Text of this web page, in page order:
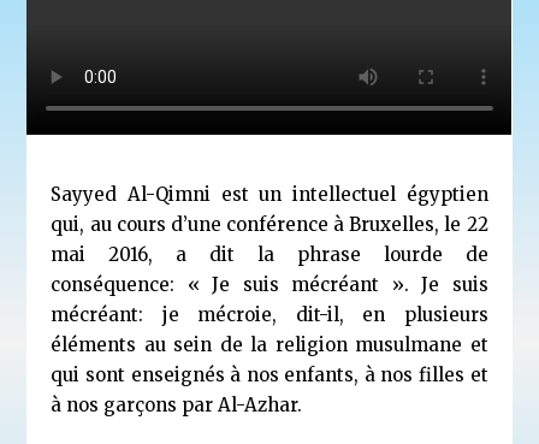
Sayyed Al-Qimni est un intellectuel égyptien
qui, au cours d’une conférence à Bruxelles, le 22
mai 2016, a dit la phrase lourde de
conséquence: « Je suis mécréant ». Je suis
mécréant: je mécroie, dit-il, en plusieurs
éléments au sein de la religion musulmane et
qui sont enseignés à nos enfants, à nos filles et
à nos garçons par Al-Azhar.